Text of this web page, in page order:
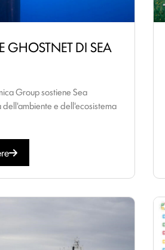
GHOSTNET DI SEA
Group sostiene Sea
e dell'ecosistema